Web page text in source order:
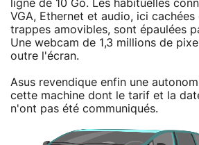
ligne de 10 Go. Les habituelles
VGA, Ethernet et audio, ici cachées
trappes amovibles, sont épaulées
Une webcam de 1,3 millions de
outre l'écran.
Asus revendique enfin une
cette machine dont le tarif et la
n'ont pas été communiqués.